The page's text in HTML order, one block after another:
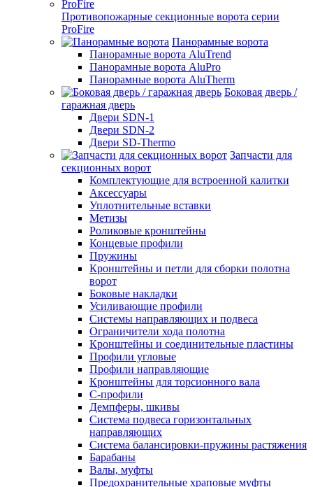
Противопожарные секционные ворота серии
ProFire
Панорамные ворота
Панорамные ворота AluTrend
Панорамные ворота AluPro
Панорамные ворота AluTherm
Боковая дверь /
гаражная дверь
Двери SDN-1
Двери SDN-2
Двери SD-Thermo
Запчасти для
секционных ворот
Комплектующие для встроенной калитки
Аксессуары
Уплотнительные вставки
Метизы
Роликовые кронштейны
Концевые профили
Пружины
Кронштейны и петли для сборки полотна
ворот
Боковые накладки
Усиливающие профили
Системы направляющих и подвеса
Ограничители хода полотна
Кронштейны и соединительные пластины
Профили угловые
Профили направляющие
Кронштейны для торсионного вала
С-профили
Демпферы, шкивы
Система подвеса горизонтальных
направляющих
Система балансировки-пружины растяжения
Барабаны
Валы, муфты
Предохранительные храповые муфты